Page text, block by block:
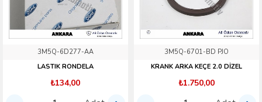
3M5Q-6D277-AA
LASTIK RONDELA
₺134,00
3M5Q-6701-BD PJO
KRANK ARKA KEÇE 2.0 DİZEL
₺1.750,00